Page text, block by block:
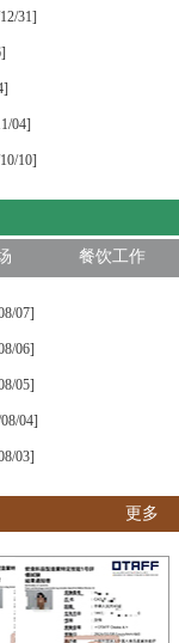
31]
04]
10]
餐饮工作
07]
06]
05]
04]
03]
更多